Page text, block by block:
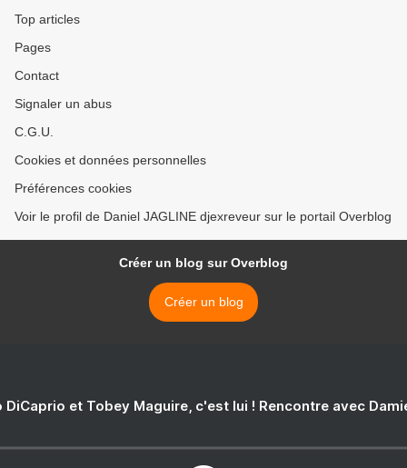
Top articles
Pages
Contact
Signaler un abus
C.G.U.
Cookies et données personnelles
Préférences cookies
Voir le profil de Daniel JAGLINE djexreveur sur le portail Overblog
Créer un blog sur Overblog
Créer un blog
DiCaprio et Tobey Maguire, c'est lui ! Rencontre avec